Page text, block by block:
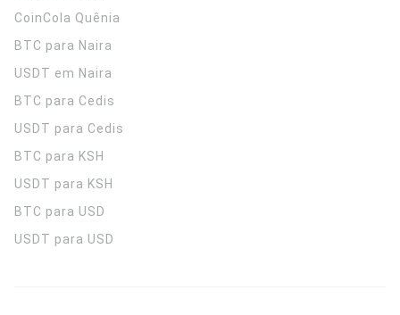
CoinCola Quênia
BTC para Naira
USDT em Naira
BTC para Cedis
USDT para Cedis
BTC para KSH
USDT para KSH
BTC para USD
USDT para USD